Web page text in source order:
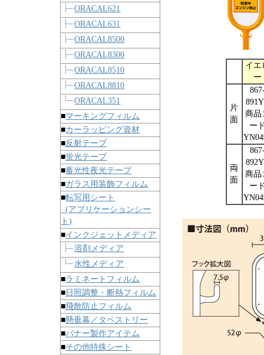
ORACAL621
ORACAL631
ORACAL8500
ORACAL8300
ORACAL8510
ORACAL8810
ORACAL351
■マーキングフィルム
■カーラッピング資材
■反射テープ
■蛍光テープ
■蓄光性夜光テープ
■ガラス用装飾フィルム
■転写用シート
(アプリケーションシー
ト)
■インクジェットメディア
溶剤メディア
水性メディア
■ラミネートフィルム
■ 日照調整・断熱フィルム
■飛散防止フィルム
■懸垂幕／タペストリー
■バナー製作アイテム
■その他特殊シート
イエ
ー
片
面
商品
ー
両
面
商品
ー